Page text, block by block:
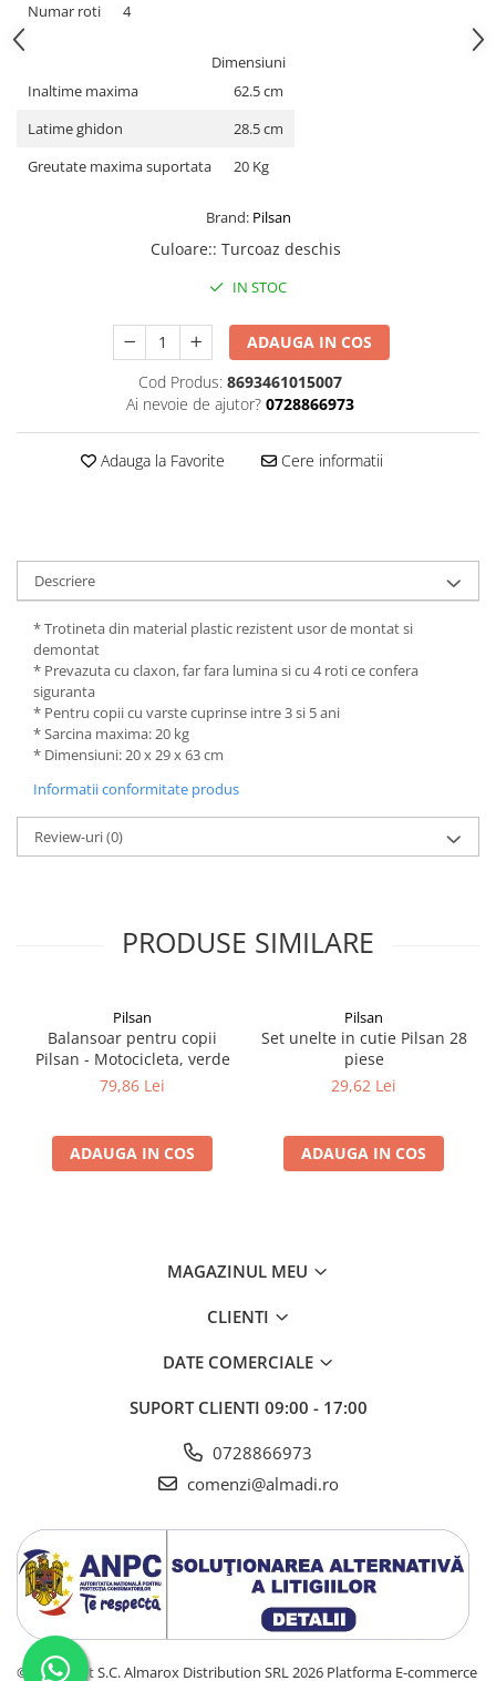
Numar roti
4
Dimensiuni
Inaltime maxima
62.5 cm
Latime ghidon
28.5 cm
Greutate maxima suportata
20 Kg
Brand: Pilsan
Culoare:: Turcoaz deschis
IN STOC
ADAUGA IN COS
Cod Produs: 8693461015007
Ai nevoie de ajutor? 0728866973
Adauga la Favorite Cere informatii
Descriere
* Trotineta din material plastic rezistent usor de montat si
demontat
* Prevazuta cu claxon, far fara lumina si cu 4 roti ce confera
siguranta
* Pentru copii cu varste cuprinse intre 3 si 5 ani
* Sarcina maxima: 20 kg
* Dimensiuni: 20 x 29 x 63 cm
Informatii conformitate produs
Review-uri(0)
PRODUSE SIMILARE
Pilsan
Balansoar pentru copii
Pilsan - Motocicleta, verde
79,86 Lei
ADAUGA IN COS
Pilsan
Set unelte in cutie Pilsan 28
piese
29,62 Lei
ADAUGA IN COS
MAGAZINUL MEU
CLIENTI
DATE COMERCIALE
SUPORT CLIENTI 09:00 - 17:00
0728866973
comenzi@almadi.ro
©Copyright S.C. Almarox Distribution SRL 2026 Platforma E-commerce